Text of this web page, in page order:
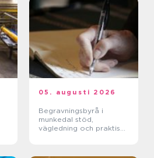
05. augusti 2026
Begravningsbyrå i
munkedal stöd,
vägledning och praktisk